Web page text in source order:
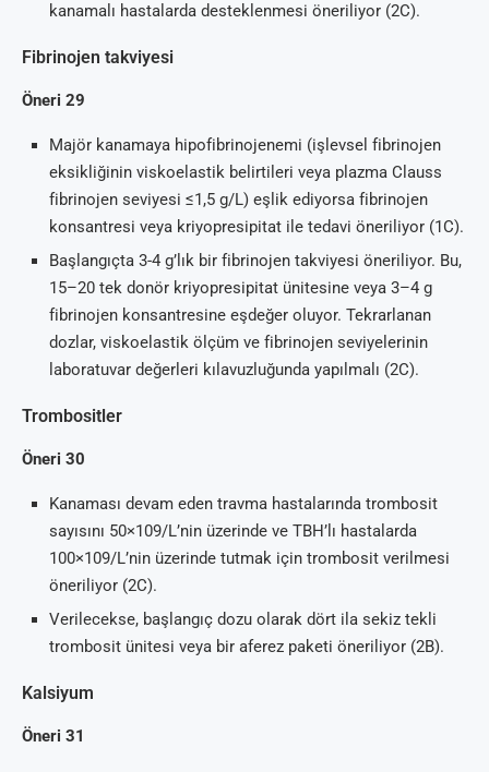
kanamalı hastalarda desteklenmesi öneriliyor (2C).
Fibrinojen takviyesi
Öneri 29
Majör kanamaya hipofibrinojenemi (işlevsel fibrinojen
eksikliğinin viskoelastik belirtileri veya plazma Clauss
fibrinojen seviyesi ≤1,5 g/L) eşlik ediyorsa fibrinojen
konsantresi veya kriyopresipitat ile tedavi öneriliyor (1C).
Başlangıçta 3-4 g’lık bir fibrinojen takviyesi öneriliyor. Bu,
15–20 tek donör kriyopresipitat ünitesine veya 3–4 g
fibrinojen konsantresine eşdeğer oluyor. Tekrarlanan
dozlar, viskoelastik ölçüm ve fibrinojen seviyelerinin
laboratuvar değerleri kılavuzluğunda yapılmalı (2C).
Trombositler
Öneri 30
Kanaması devam eden travma hastalarında trombosit
sayısını 50×109/L’nin üzerinde ve TBH’lı hastalarda
100×109/L’nin üzerinde tutmak için trombosit verilmesi
öneriliyor (2C).
Verilecekse, başlangıç dozu olarak dört ila sekiz tekli
trombosit ünitesi veya bir aferez paketi öneriliyor (2B).
Kalsiyum
Öneri 31